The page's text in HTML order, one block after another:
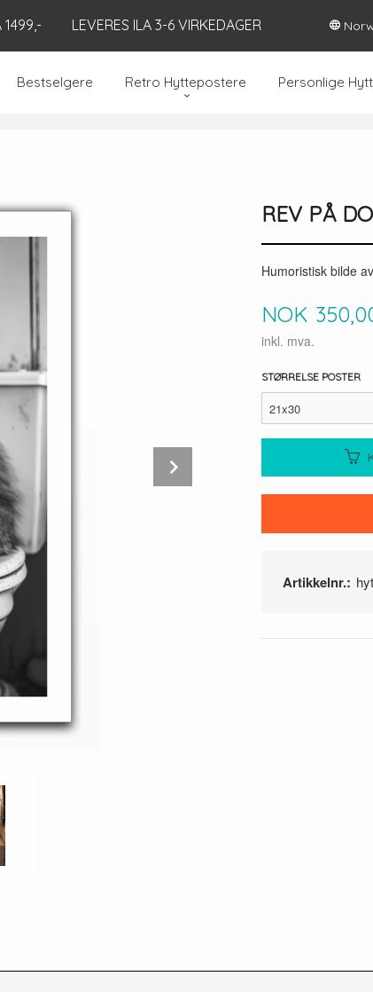
1499,- LEVERES ILA 3-6 VIRKEDAGER
Bestselgere Retro Hyttepostere Personlige
REV PÅ DO
Humoristisk bilde
Pris
NOK
inkl. mva.
STØRRELSE POSTER
Artikkelnr.: